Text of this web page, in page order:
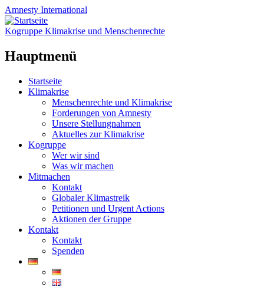
Amnesty International
Kogruppe Klimakrise und Menschenrechte
Hauptmenü
Zum
Inhalt
Startseite
Klimakrise
Menschenrechte und Klimakrise
Forderungen von Amnesty
Unsere Stellungnahmen
Aktuelles zur Klimakrise
Kogruppe
Wer wir sind
Was wir machen
Mitmachen
Kontakt
Globaler Klimastreik
Petitionen und Urgent Actions
Aktionen der Gruppe
Kontakt
Kontakt
Spenden